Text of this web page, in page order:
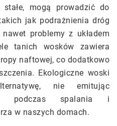
mogą prowadzić do
jak podrażnienia dróg
problemy z układem
tanich wosków zawiera
naftowej, co dodatkowo
Ekologiczne woski
nie emitując
podczas spalania i
w naszych domach.